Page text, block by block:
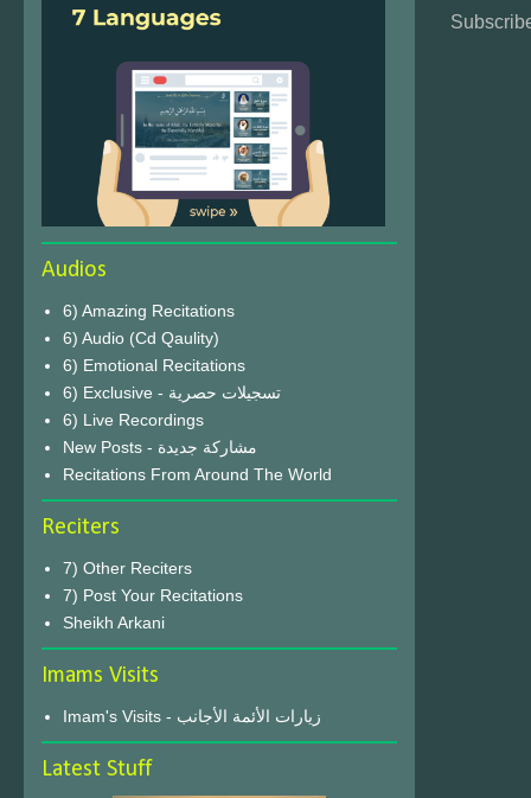
Audios
6) Amazing Recitations
6) Audio (Cd Qaulity)
6) Emotional Recitations
6) Exclusive - تسجيلات حصرية
6) Live Recordings
New Posts - مشاركة جديدة
Recitations From Around The World
Reciters
7) Other Reciters
7) Post Your Recitations
Sheikh Arkani
Imams Visits
Imam's Visits - زيارات الأئمة الأجانب
Latest Stuff